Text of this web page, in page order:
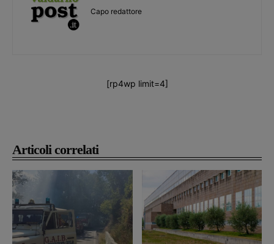
Articoli correlati
Capo redattore
[rp4wp limit=4]